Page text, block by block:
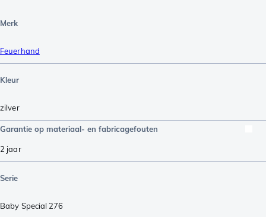
Merk
Feuerhand
Kleur
zilver
Garantie op materiaal- en fabricagefouten
2 jaar
Serie
Baby Special 276